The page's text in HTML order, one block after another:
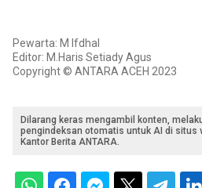
Pewarta: M Ifdhal
Editor: M.Haris Setiady Agus
Copyright © ANTARA ACEH 2023
Dilarang keras mengambil konten,
pengindeksan otomatis untuk AI di situs
Kantor Berita ANTARA.